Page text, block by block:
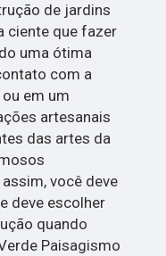
de jardins
ciente que fazer
uma ótima
com a
em um
artesanais
das artes da
você deve
deve escolher
quando
Paisagismo